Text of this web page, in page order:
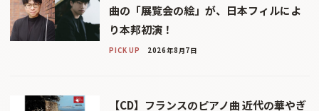
曲の「展覧会の絵」が、日本フィルによ
り本邦初演！
PICK UP 2026年8月7日
【CD】フランスのピアノ曲 近代の華やぎ